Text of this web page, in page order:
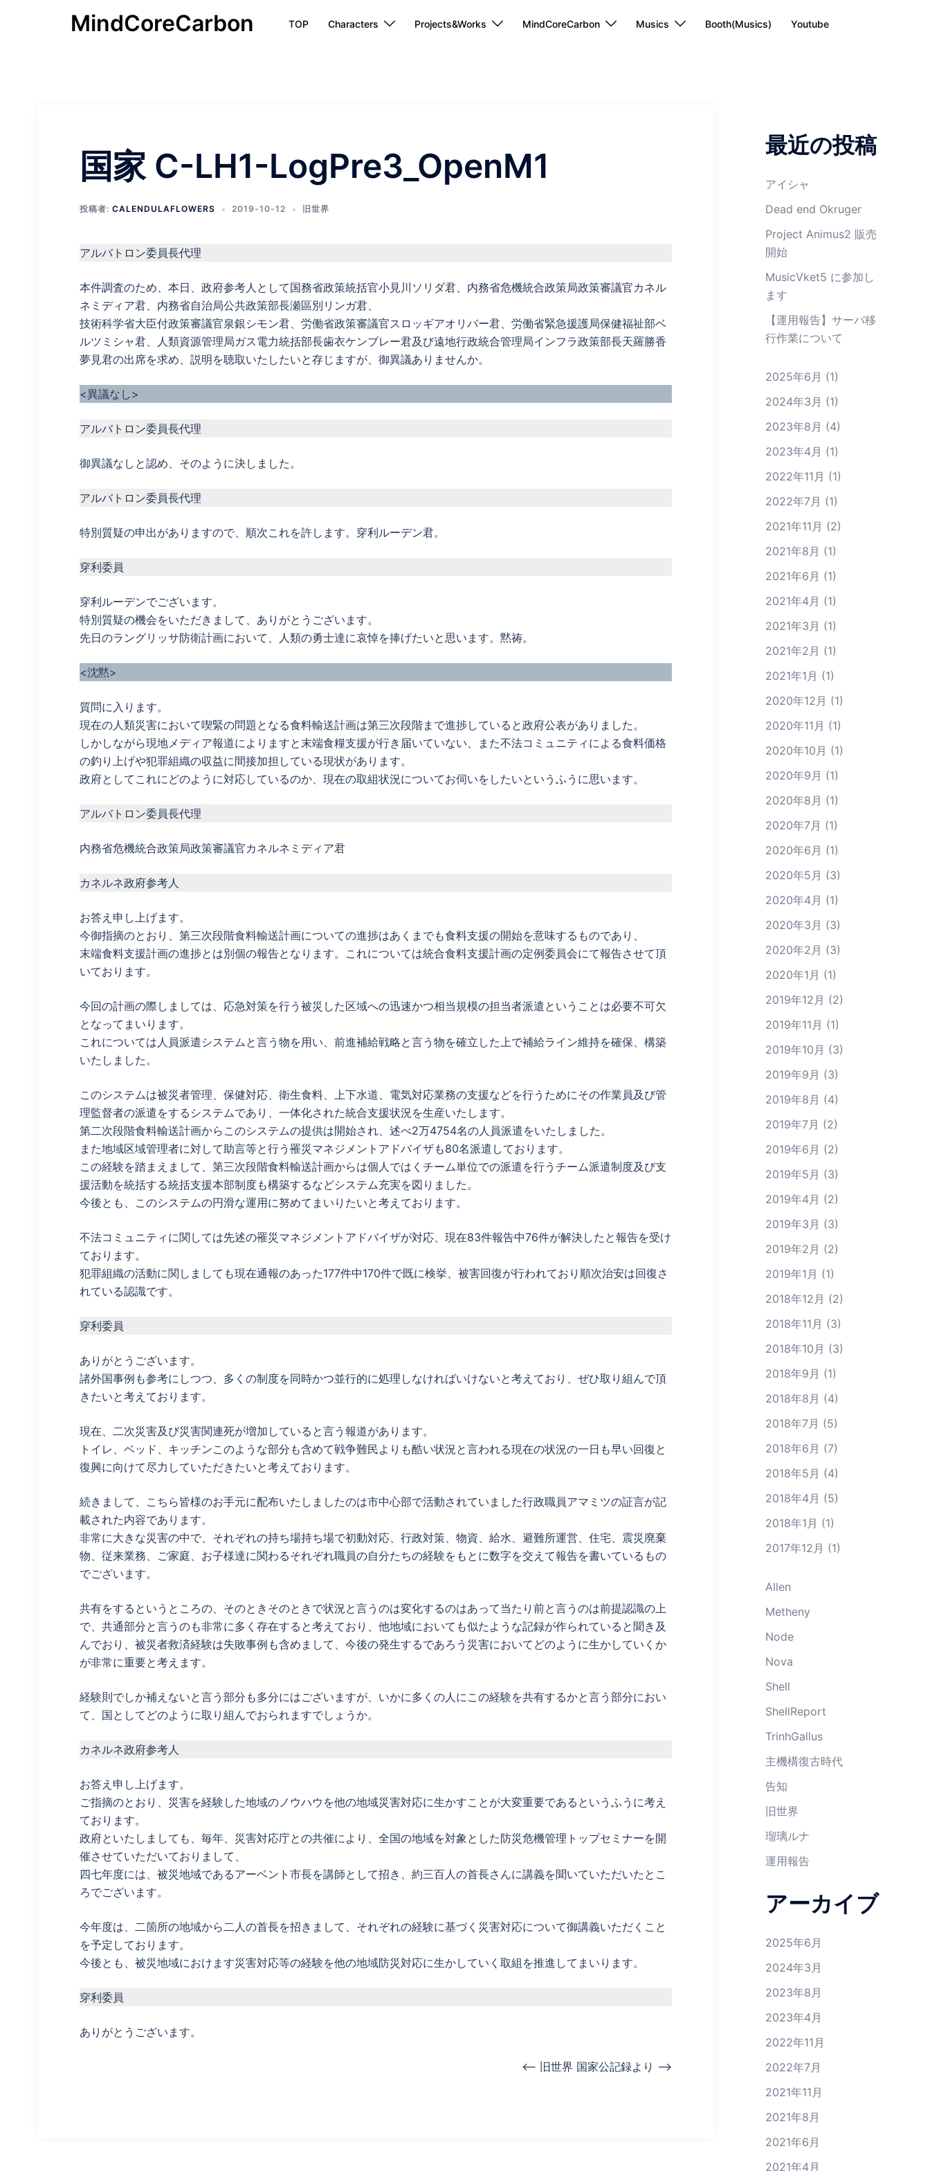
MindCoreCarbon TOP Characters Projects&Works MindCoreCarbon Musics Booth(Musics) Youtube
国家 C-LH1-LogPre3_OpenM1
投稿者:CALENDULAFLOWERS 2019-10-12 旧世界
アルバトロン委員長代理
本件調査のため、本日、政府参考人として国務省政策統括官小見川ソリダ君、内務省危機統合政策局政策審議官カネル
ネミディア君、内務省自治局公共政策部長瀬區別リンガ君、
技術科学省大臣付政策審議官泉銀シモン君、労働省政策審議官スロッギアオリバー君、労働省緊急援護局保健福祉部ベ
ルツミシャ君、人類資源管理局ガス電力統括部長歯衣ケンブレー君及び遠地行政統合管理局インフラ政策部長天羅勝香
夢見君の出席を求め、説明を聴取いたしたいと存じますが、御異議ありませんか。
<異議なし>
アルバトロン委員長代理
御異議なしと認め、そのように決しました。
アルバトロン委員長代理
特別質疑の申出がありますので、順次これを許します。穿利ルーデン君。
穿利委員
穿利ルーデンでございます。
特別質疑の機会をいただきまして、ありがとうございます。
先日のラングリッサ防衛計画において、人類の勇士達に哀悼を捧げたいと思います。黙祷。
<沈黙>
質問に入ります。
現在の人類災害において喫緊の問題となる食料輸送計画は第三次段階まで進捗していると政府公表がありました。
しかしながら現地メディア報道によりますと末端食糧支援が行き届いていない、また不法コミュニティによる食料価格
の釣り上げや犯罪組織の収益に間接加担している現状があります。
政府としてこれにどのように対応しているのか、現在の取組状況についてお伺いをしたいというふうに思います。
アルバトロン委員長代理
内務省危機統合政策局政策審議官カネルネミディア君
カネルネ政府参考人
お答え申し上げます。
今御指摘のとおり、第三次段階食料輸送計画についての進捗はあくまでも食料支援の開始を意味するものであり、
末端食料支援計画の進捗とは別個の報告となります。これについては統合食料支援計画の定例委員会にて報告させて頂
いております。
今回の計画の際しましては、応急対策を行う被災した区域への迅速かつ相当規模の担当者派遣ということは必要不可欠
となってまいります。
これについては人員派遣システムと言う物を用い、前進補給戦略と言う物を確立した上で補給ライン維持を確保、構築
いたしました。
このシステムは被災者管理、保健対応、衛生食料、上下水道、電気対応業務の支援などを行うためにその作業員及び管
理監督者の派遣をするシステムであり、一体化された統合支援状況を生産いたします。
第二次段階食料輸送計画からこのシステムの提供は開始され、述べ2万4754名の人員派遣をいたしました。
また地域区域管理者に対して助言等と行う罹災マネジメントアドバイザも80名派遣しております。
この経験を踏まえまして、第三次段階食料輸送計画からは個人ではくチーム単位での派遣を行うチーム派遣制度及び支
援活動を統括する統括支援本部制度も構築するなどシステム充実を図りました。
今後とも、このシステムの円滑な運用に努めてまいりたいと考えております。
不法コミュニティに関しては先述の罹災マネジメントアドバイザが対応、現在83件報告中76件が解決したと報告を受け
ております。
犯罪組織の活動に関しましても現在通報のあった177件中170件で既に検挙、被害回復が行われており順次治安は回復さ
れている認識です。
穿利委員
ありがとうございます。
諸外国事例も参考にしつつ、多くの制度を同時かつ並行的に処理しなければいけないと考えており、ぜひ取り組んで頂
きたいと考えております。
現在、二次災害及び災害関連死が増加していると言う報道があります。
トイレ、ベッド、キッチンこのような部分も含めて戦争難民よりも酷い状況と言われる現在の状況の一日も早い回復と
復興に向けて尽力していただきたいと考えております。
続きまして、こちら皆様のお手元に配布いたしましたのは市中心部で活動されていました行政職員アマミツの証言が記
載された内容であります。
非常に大きな災害の中で、それぞれの持ち場持ち場で初動対応、行政対策、物資、給水、避難所運営、住宅、震災廃棄
物、従来業務、ご家庭、お子様達に関わるそれぞれ職員の自分たちの経験をもとに数字を交えて報告を書いているもの
でございます。
共有をするというところの、そのときそのときで状況と言うのは変化するのはあって当たり前と言うのは前提認識の上
で、共通部分と言うのも非常に多く存在すると考えており、他地域においても似たような記録が作られていると聞き及
んでおり、被災者救済経験は失敗事例も含めまして、今後の発生するであろう災害においてどのように生かしていくか
が非常に重要と考えます。
経験則でしか補えないと言う部分も多分にはございますが、いかに多くの人にこの経験を共有するかと言う部分におい
て、国としてどのように取り組んでおられますでしょうか。
カネルネ政府参考人
お答え申し上げます。
ご指摘のとおり、災害を経験した地域のノウハウを他の地域災害対応に生かすことが大変重要であるというふうに考え
ております。
政府といたしましても、毎年、災害対応庁との共催により、全国の地域を対象とした防災危機管理トップセミナーを開
催させていただいておりまして、
四七年度には、被災地域であるアーベント市長を講師として招き、約三百人の首長さんに講義を聞いていただいたとこ
ろでございます。
今年度は、二箇所の地域から二人の首長を招きまして、それぞれの経験に基づく災害対応について御講義いただくこと
を予定しております。
今後とも、被災地域におけます災害対応等の経験を他の地域防災対応に生かしていく取組を推進してまいります。
穿利委員
ありがとうございます。
<– 旧世界 国家公記録より –>
最近の投稿
アイシャ
Dead end Okruger
Project Animus2 販売
開始
MusicVket5 に参加し
ます
【運用報告】サーバ移
行作業について
2025年6月 (1)
2024年3月 (1)
2023年8月 (4)
2023年4月 (1)
2022年11月 (1)
2022年7月 (1)
2021年11月 (2)
2021年8月 (1)
2021年6月 (1)
2021年4月 (1)
2021年3月 (1)
2021年2月 (1)
2021年1月 (1)
2020年12月 (1)
2020年11月 (1)
2020年10月 (1)
2020年9月 (1)
2020年8月 (1)
2020年7月 (1)
2020年6月 (1)
2020年5月 (3)
2020年4月 (1)
2020年3月 (3)
2020年2月 (3)
2020年1月 (1)
2019年12月 (2)
2019年11月 (1)
2019年10月 (3)
2019年9月 (3)
2019年8月 (4)
2019年7月 (2)
2019年6月 (2)
2019年5月 (3)
2019年4月 (2)
2019年3月 (3)
2019年2月 (2)
2019年1月 (1)
2018年12月 (2)
2018年11月 (3)
2018年10月 (3)
2018年9月 (1)
2018年8月 (4)
2018年7月 (5)
2018年6月 (7)
2018年5月 (4)
2018年4月 (5)
2018年1月 (1)
2017年12月 (1)
Allen
Metheny
Node
Nova
Shell
ShellReport
TrinhGallus
主機構復古時代
告知
旧世界
瑠璃ルナ
運用報告
アーカイブ
2025年6月
2024年3月
2023年8月
2023年4月
2022年11月
2022年7月
2021年11月
2021年8月
2021年6月
2021年4月